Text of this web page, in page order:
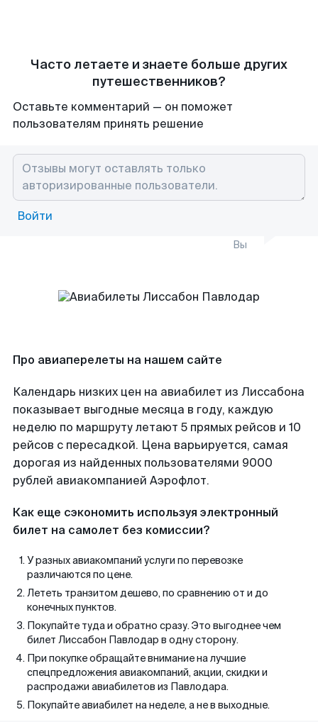
Часто летаете и знаете больше других
путешественников?
Оставьте комментарий — он поможет
пользователям принять решение
Войти
Вы
Про авиаперелеты на нашем сайте
Календарь низких цен на авиабилет из Лиссабона
показывает выгодные месяца в году, каждую
неделю по маршруту летают 5 прямых рейсов и 10
рейсов с пересадкой. Цена варьируется, самая
дорогая из найденных пользователями 9000
рублей авиакомпанией Аэрофлот.
Как еще сэкономить используя электронный
билет на самолет без комиссии?
У разных авиакомпаний услуги по перевозке
различаются по цене.
Лететь транзитом дешево, по сравнению от и до
конечных пунктов.
Покупайте туда и обратно сразу. Это выгоднее чем
билет Лиссабон Павлодар в одну сторону.
При покупке обращайте внимание на лучшие
спецпредложения авиакомпаний, акции, скидки и
распродажи авиабилетов из Павлодара.
Покупайте авиабилет на неделе, а не в выходные.